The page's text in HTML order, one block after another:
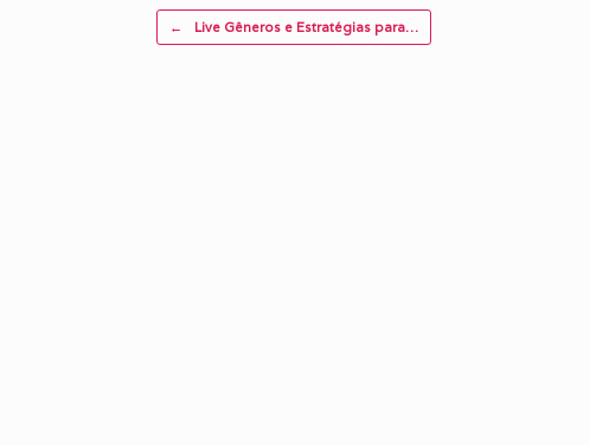
Post navigation
← Live Gêneros e Estratégias para…